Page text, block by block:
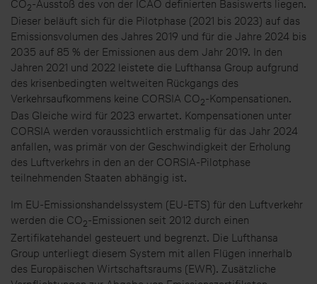
CO2-Ausstoß des von der ICAO definierten Basiswerts liegen.
Dieser beläuft sich für die Pilotphase (2021 bis 2023) auf das
Emissionsvolumen des Jahres 2019 und für die Jahre 2024 bis
2035 auf 85 % der Emissionen aus dem Jahr 2019. In den
Jahren 2021 und 2022 leistete die Lufthansa Group aufgrund
des krisenbedingten weltweiten Rückgangs des
Verkehrsaufkommens keine CORSIA CO2-Kompensationen.
Das Gleiche wird für 2023 erwartet. Kompensationen unter
CORSIA werden voraussichtlich erstmalig für das Jahr 2024
anfallen, was primär von der Geschwindigkeit der Erholung
des Luftverkehrs in den an der CORSIA-Pilotphase
teilnehmenden Staaten abhängig ist.
Im EU-Emissionshandelssystem (EU-ETS) für den Luftverkehr
werden die CO2-Emissionen seit 2012 durch einen
Zertifikatehandel gesteuert und begrenzt. Die Lufthansa
Group unterliegt diesem System mit allen Flügen innerhalb
des Europäischen Wirtschaftsraums (EWR). Zusätzliche